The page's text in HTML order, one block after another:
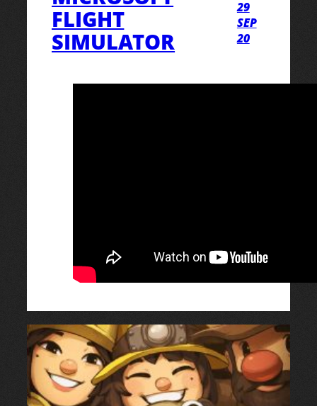
FLIGHT
SIMULATOR
29
SEP
20